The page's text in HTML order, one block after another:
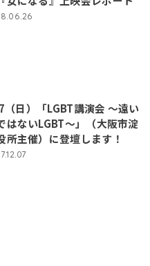
日）「LGBT講演会 ～遠い
はないLGBT～」（大阪市淀
所主催）に登壇します！